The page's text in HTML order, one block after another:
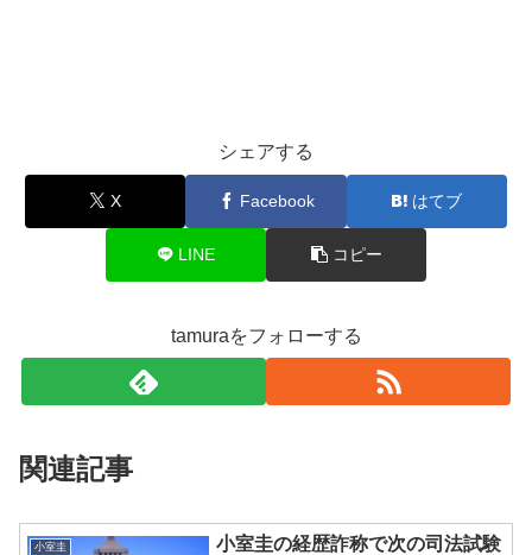
シェアする
X Facebook はてブ
LINE コピー
tamuraをフォローする
関連記事
小室圭
小室圭の経歴詐称で次の司法試験